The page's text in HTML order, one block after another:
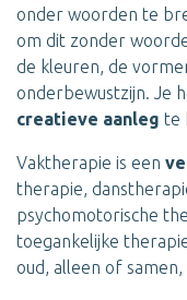
onder woorden te
om dit zonder
de kleuren, de
onderbewustzijn. Je
creatieve aanleg te
Vaktherapie is een
therapie,
psychomotorische
toegankelijke
oud, alleen of